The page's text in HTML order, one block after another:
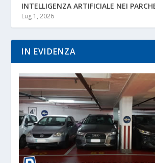
INTELLIGENZA ARTIFICIALE NEI
Lug 1, 2026
IN EVIDENZA